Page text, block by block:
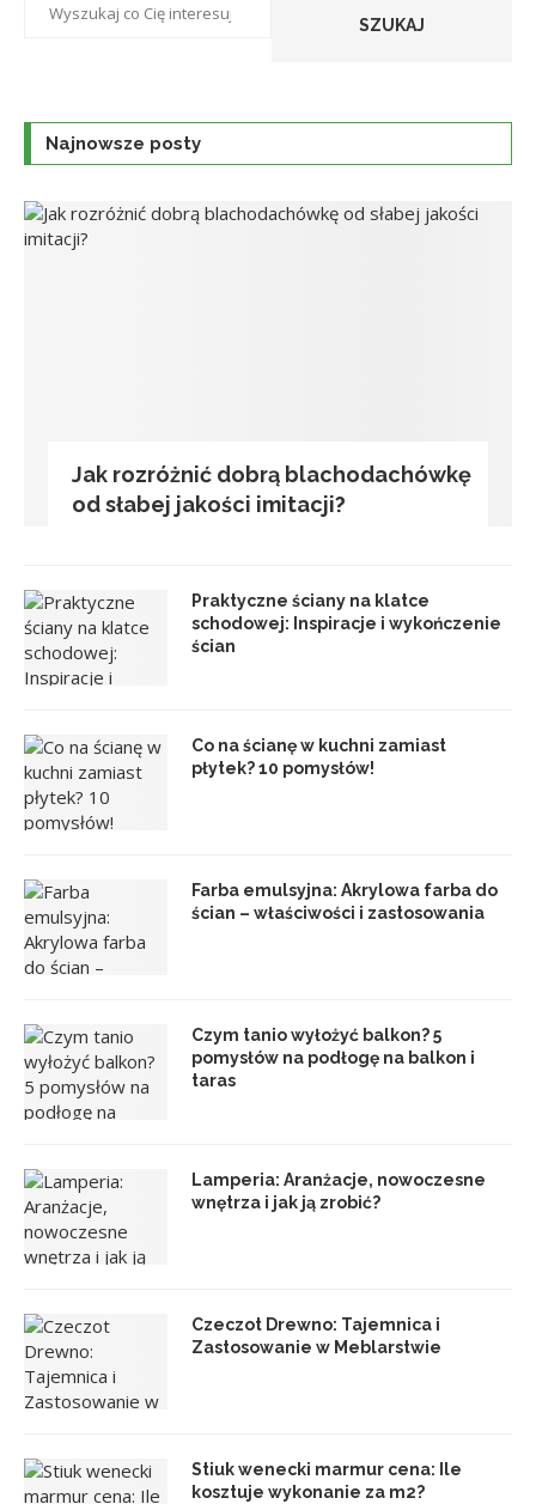
SZUKAJ
Najnowsze posty
Jak rozróżnić dobrą blachodachówkę
od słabej jakości imitacji?
Praktyczne ściany na klatce
schodowej: Inspiracje i wykończenie
ścian
Co na ścianę w kuchni zamiast
płytek? 10 pomysłów!
Farba emulsyjna: Akrylowa farba do
ścian – właściwości i zastosowania
Czym tanio wyłożyć balkon? 5
pomysłów na podłogę na balkon i
taras
Lamperia: Aranżacje, nowoczesne
wnętrza i jak ją zrobić?
Czeczot Drewno: Tajemnica i
Zastosowanie w Meblarstwie
Stiuk wenecki marmur cena: Ile
kosztuje wykonanie za m2?